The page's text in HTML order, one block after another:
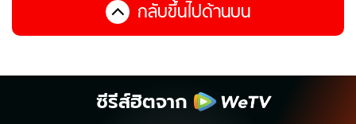
กลับขึ้นไปด้านบน
ซีรีส์ฮิตจาก